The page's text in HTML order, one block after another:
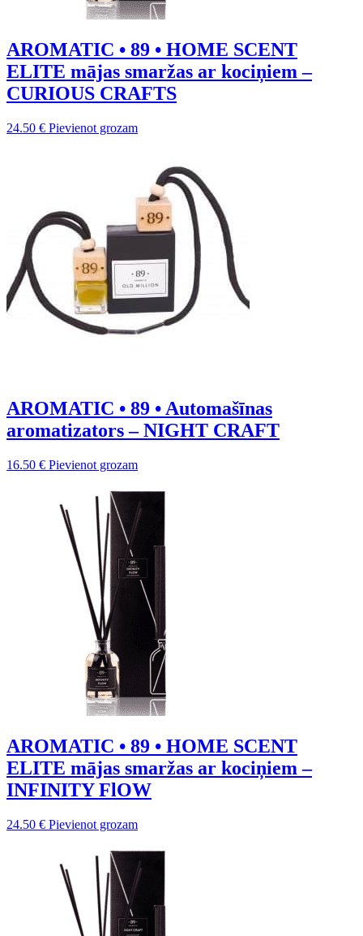
AROMATIC • 89 • HOME SCENT
ELITE mājas smaržas ar kociņiem –
CURIOUS CRAFTS
24.50 € Pievienot grozam
AROMATIC • 89 • Automašīnas
aromatizators – NIGHT CRAFT
16.50 € Pievienot grozam
AROMATIC • 89 • HOME SCENT
ELITE mājas smaržas ar kociņiem –
INFINITY FlOW
24.50 € Pievienot grozam